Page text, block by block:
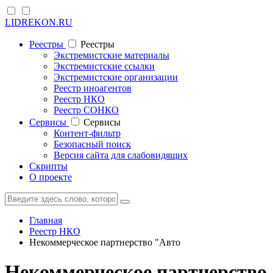
LIDREKON.RU
Реестры
Реестры
Экстремистские материалы
Экстремистские ссылки
Экстремистские организации
Реестр иноагентов
Реестр НКО
Реестр СОНКО
Cервисы
Cервисы
Контент-фильтр
Безопасный поиск
Версия сайта для слабовидящих
Скрипты
О проекте
Главная
Реестр НКО
Некоммерческое партнерство "Авто